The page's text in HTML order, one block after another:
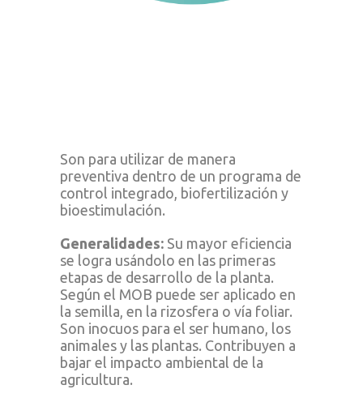
Son para utilizar de manera
preventiva dentro de un programa de
control integrado, biofertilización y
bioestimulación.
Generalidades: Su mayor eficiencia
se logra usándolo en las primeras
etapas de desarrollo de la planta.
Según el MOB puede ser aplicado en
la semilla, en la rizosfera o vía foliar.
Son inocuos para el ser humano, los
animales y las plantas. Contribuyen a
bajar el impacto ambiental de la
agricultura.